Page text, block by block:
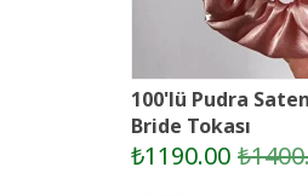
100'lü Pudra
Bride Tokası
₺1190.00